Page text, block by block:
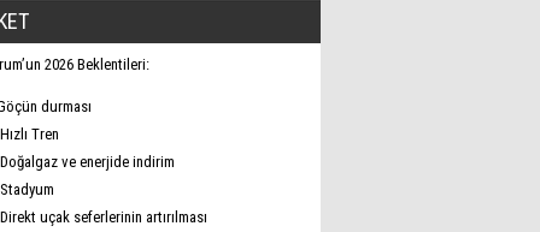
2026 Beklentileri:
durması
Tren
ve enerjide indirim
uçak seferlerinin artırılması